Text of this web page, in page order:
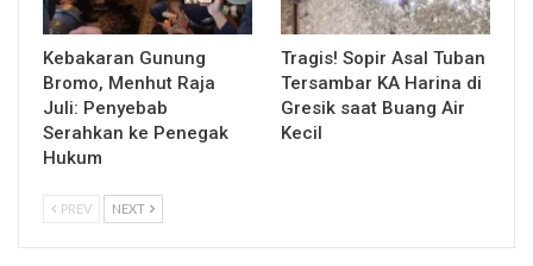
Kebakaran Gunung
Bromo, Menhut Raja
Juli: Penyebab
Serahkan ke Penegak
Hukum
Tragis! Sopir Asal Tuban
Tersambar KA Harina di
Gresik saat Buang Air
Kecil
PREV NEXT